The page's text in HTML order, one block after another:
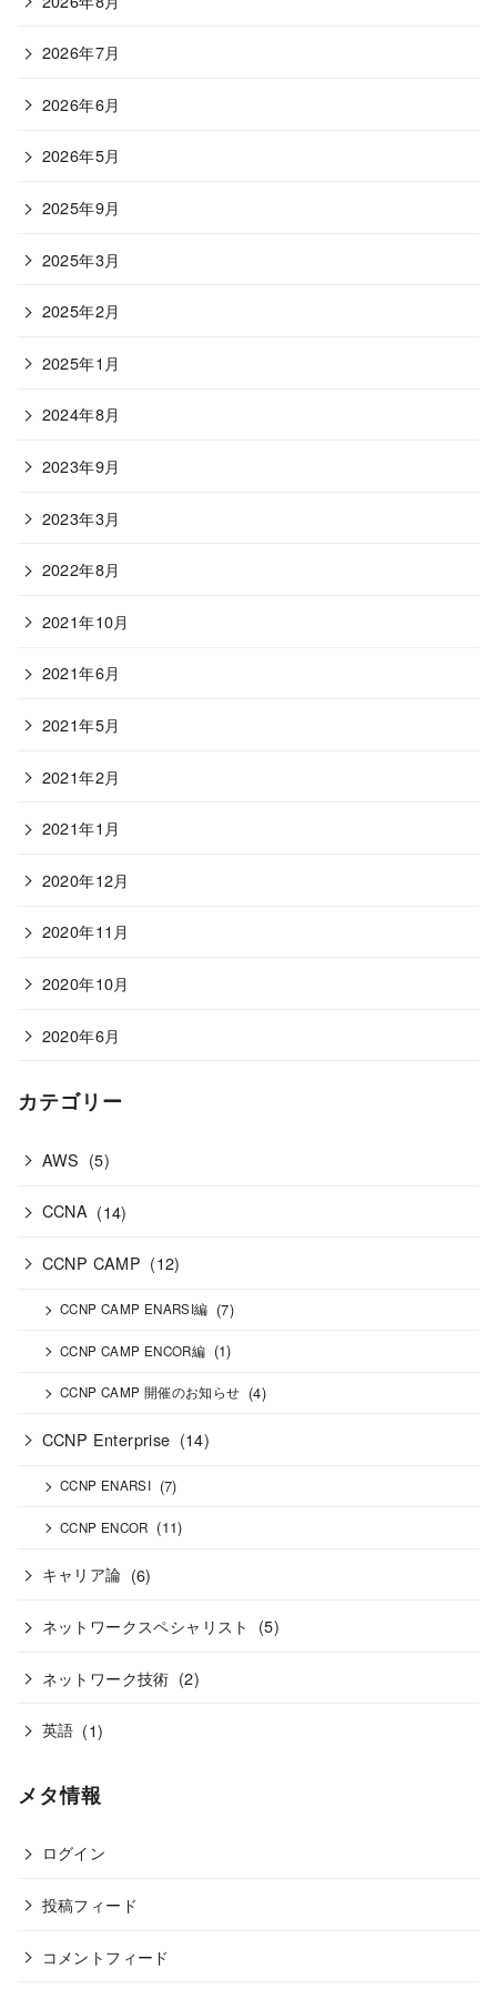
2026年7月
2026年6月
2026年5月
2025年9月
2025年3月
2025年2月
2025年1月
2024年8月
2023年9月
2023年3月
2022年8月
2021年10月
2021年6月
2021年5月
2021年2月
2021年1月
2020年12月
2020年11月
2020年10月
2020年6月
カテゴリー
AWS (5)
CCNA (14)
CCNP CAMP (12)
CCNP CAMP ENARSI編 (7)
CCNP CAMP ENCOR編 (1)
CCNP CAMP 開催のお知らせ (4)
CCNP Enterprise (14)
CCNP ENARSI (7)
CCNP ENCOR (11)
キャリア論 (6)
ネットワークスペシャリスト (5)
ネットワーク技術 (2)
英語 (1)
メタ情報
ログイン
投稿フィード
コメントフィード